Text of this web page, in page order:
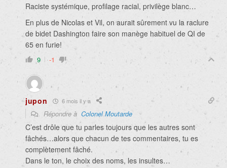
Raciste systémique, profilage racial, privilège blanc…
En plus de Nicolas et Vil, on aurait sûrement vu la raclure
de bidet Dashington faire son manège habituel de QI de
65 en furie!
9 -1
jupon 6 mois il y a
Répondre à Colonel Moutarde
C’est drôle que tu parles toujours que les autres sont
fâchés…alors que chacun de tes commentaires, tu es
complètement fâché.
Dans le ton, le choix des noms, les insultes…